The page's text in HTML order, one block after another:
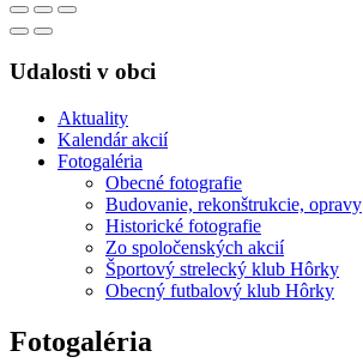
Udalosti v obci
Aktuality
Kalendár akcií
Fotogaléria
Obecné fotografie
Budovanie, rekonštrukcie, opravy
Historické fotografie
Zo spoločenských akcií
Športový strelecký klub Hôrky
Obecný futbalový klub Hôrky
Fotogaléria